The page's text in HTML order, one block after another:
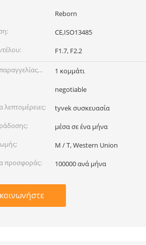
Reborn
CE,ISO13485
F1.7, F2.2
1 κομμάτι
negotiable
λεπτομέρειες:
tyvek συσκευασία
μέσα σε ένα μήνα
Μ / Τ, Western Union
προσφοράς:
100000 ανά μήνα